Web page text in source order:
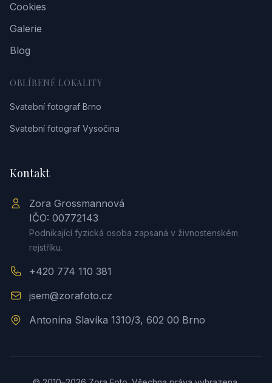
Cookies
Galerie
Blog
OBLÍBENÉ LOKALITY
Svatební fotograf Brno
Svatební fotograf Vysočina
Kontakt
Zora Grossmannová
IČO: 00772143
Podnikající fyzická osoba zapsaná v živnostenském
rejstříku.
+420 774 110 381
jsem@zorafoto.cz
Antonína Slavíka 1310/3, 602 00 Brno